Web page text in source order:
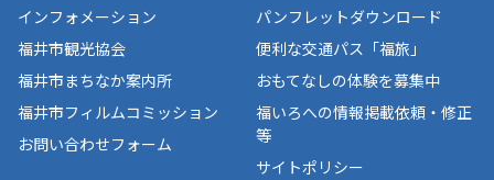
インフォメーション
福井市観光協会
福井市まちなか案内所
福井市フィルムコミッション
お問い合わせフォーム
パンフレットダウンロード
便利な交通パス「福旅」
おもてなしの体験を募集中
福いろへの情報掲載依頼・修正
等
サイトポリシー